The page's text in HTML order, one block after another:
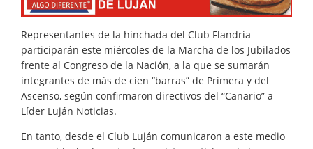
Representantes de la hinchada del Club Flandria
participarán este miércoles de la Marcha de los Jubilados
frente al Congreso de la Nación, a la que se sumarán
integrantes de más de cien “barras” de Primera y del
Ascenso, según confirmaron directivos del “Canario” a
Líder Luján Noticias.
En tanto, desde el Club Luján comunicaron a este medio